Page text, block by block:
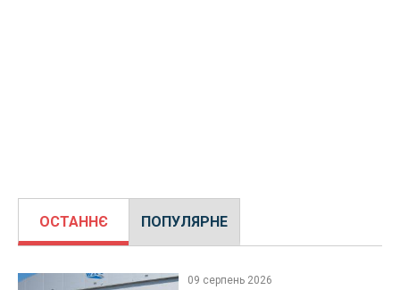
ОСТАННЄ ПОПУЛЯРНЕ
09 серпень 2026